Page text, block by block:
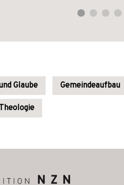
Glaube Gemeindeaufbau